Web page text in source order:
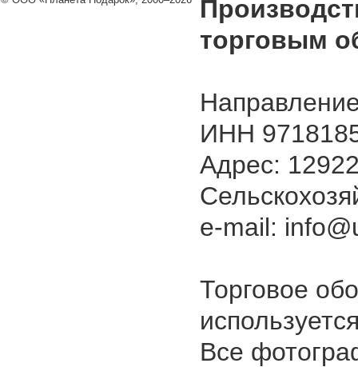
торговым
ИНН
Адрес:
e-mail:
Торговое
Все